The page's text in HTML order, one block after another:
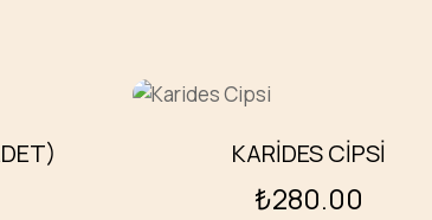
KARIDES CIPSI
₺280.00